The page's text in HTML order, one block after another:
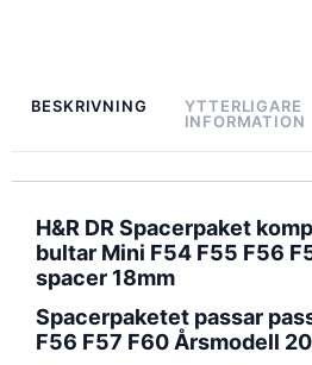
BESKRIVNING
YTTERLIGARE
INFORMATION
H&R DR Spacerpaket
bultar Mini F54 F55 F56
spacer 18mm
Spacerpaketet passar
F56 F57 F60 Årsmodell